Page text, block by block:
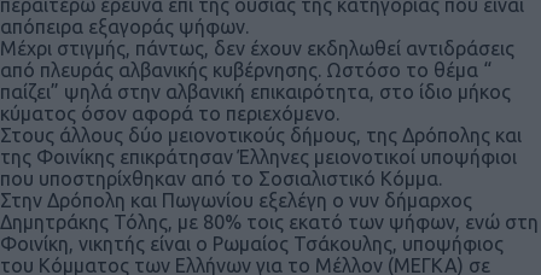
περαιτέρω έρευνα επί της ουσίας της κατηγορίας που είναι
απόπειρα εξαγοράς ψήφων.
Μέχρι στιγμής, πάντως, δεν έχουν εκδηλωθεί αντιδράσεις
από πλευράς αλβανικής κυβέρνησης. Ωστόσο το θέμα “
παίζει” ψηλά στην αλβανική επικαιρότητα, στο ίδιο μήκος
κύματος όσον αφορά το περιεχόμενο.
Στους άλλους δύο μειονοτικούς δήμους, της Δρόπολης και
της Φοινίκης επικράτησαν Έλληνες μειονοτικοί υποψήφιοι
που υποστηρίχθηκαν από το Σοσιαλιστικό Κόμμα.
Στην Δρόπολη και Πωγωνίου εξελέγη ο νυν δήμαρχος
Δημητράκης Τόλης, με 80% τοις εκατό των ψήφων, ενώ στη
Φοινίκη, νικητής είναι ο Ρωμαίος Τσάκουλης, υποψήφιος
του Κόμματος των Ελλήνων για το Μέλλον (ΜΕΓΚΑ) σε